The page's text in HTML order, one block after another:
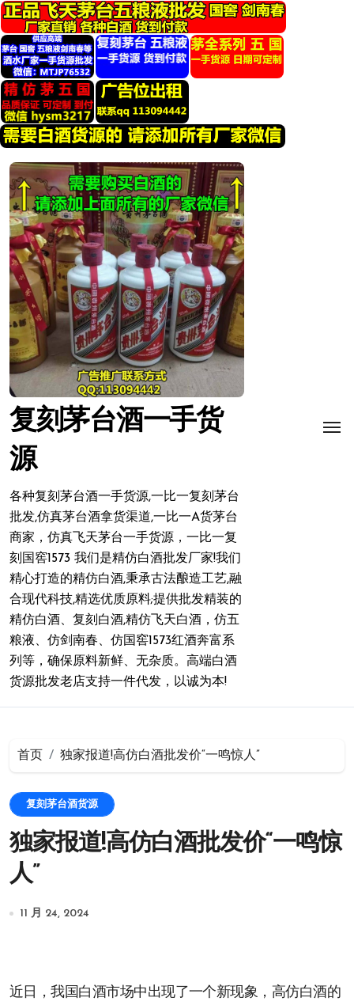
转
到
内
容
复刻茅台酒一手货
源
各种复刻茅台酒一手货源,一比一复刻茅台
批发,仿真茅台酒拿货渠道,一比一A货茅台
商家，仿真飞天茅台一手货源，一比一复
刻国窖1573 我们是精仿白酒批发厂家!我们
精心打造的精仿白酒,秉承古法酿造工艺,融
合现代科技,精选优质原料;提供批发精装的
精仿白酒、复刻白酒,精仿飞天白酒，仿五
粮液、仿剑南春、仿国窖1573红酒奔富系
列等，确保原料新鲜、无杂质。高端白酒
货源批发老店支持一件代发，以诚为本!
首页 独家报道!高仿白酒批发价“一鸣惊人”
复刻茅台酒货源
独家报道!高仿白酒批发价“一鸣惊
人”
11 月 24, 2024
近日，我国白酒市场中出现了一个新现象，高仿白酒的